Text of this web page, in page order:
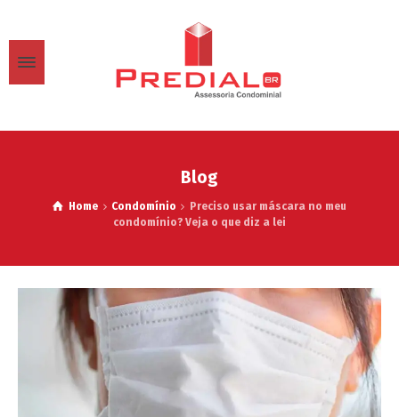
Blog
Home Condomínio
Preciso usar máscara no meu
condomínio? Veja o que diz a lei